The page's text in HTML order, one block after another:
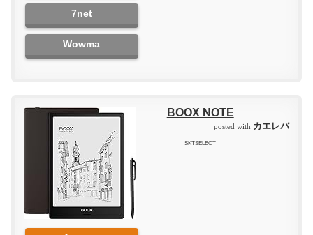
7net
Wowma
BOOX NOTE
posted with カエレバ
SKTSELECT